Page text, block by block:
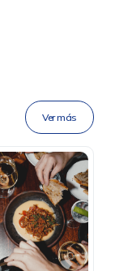
en una
Ver más